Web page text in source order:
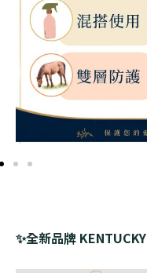
✨全新品牌 KENTUCKY